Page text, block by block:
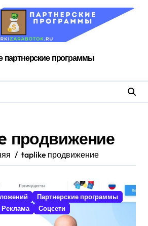
партнерские программы
продвижение
taplike продвижение
Партнерские программы
Реклама Соцсети